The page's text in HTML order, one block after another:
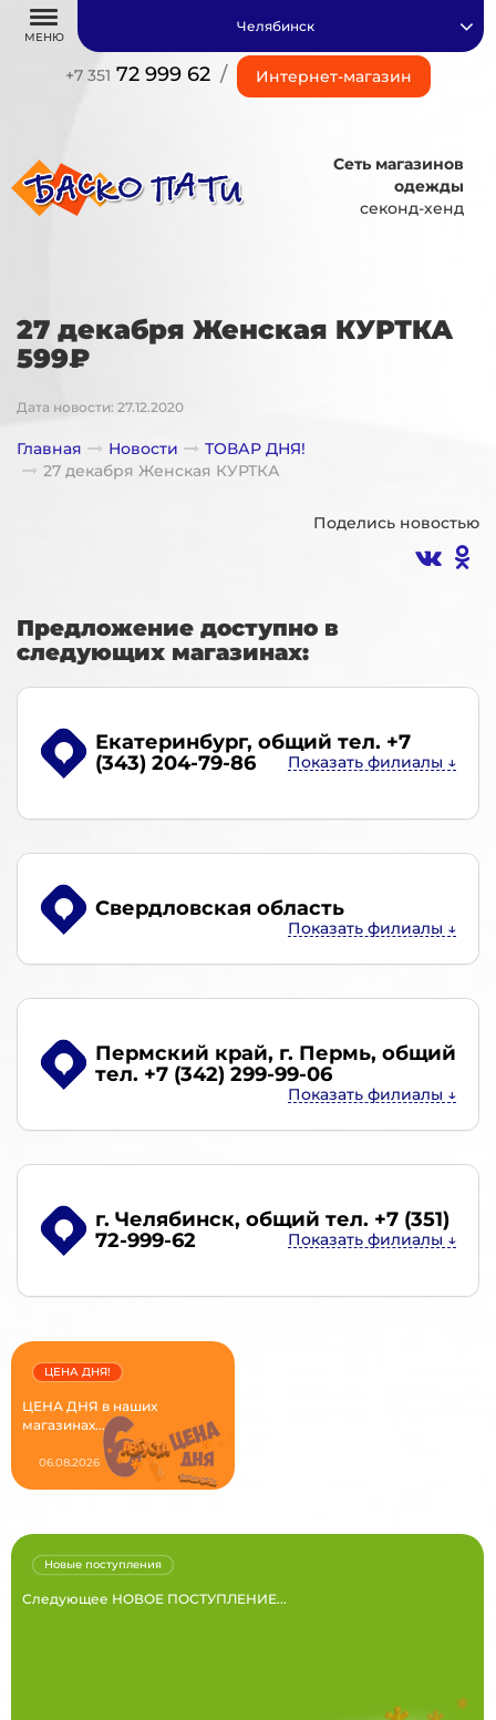
МЕНЮ
+7 351 72 999 62 / Интернет-магазин
Челябинск
Сеть магазинов
одежды
секонд-хенд
27 декабря Женская КУРТКА
599₽
Дата новости: 27.12.2020
Главная Новости
ТОВАР ДНЯ!
27 декабря Женская КУРТКА
Поделись новостью
Предложение доступно в
следующих магазинах:
Екатеринбург, общий тел. +7
(343) 204-79-86
Свердловская область
Пермский край, г. Пермь, общий
тел. +7 (342) 299-99-06
г. Челябинск, общий тел. +7 (351)
72-999-62
ЦЕНА ДНЯ в наших
магазинах...
ЦЕНА ДНЯ!
06.08.2026
Следующее НОВОЕ ПОСТУПЛЕНИЕ...
Новые поступления